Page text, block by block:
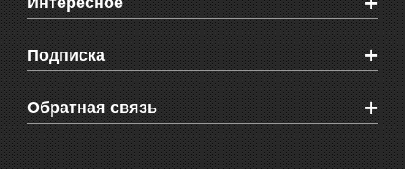
Новости Крыма
Мировые новости
Объявления
Здоровье
СМС мнения читателей
Видео о Феодосии
Веб-камеры Феодосии
Блоги феодосийцев
Школы Феодосии
Подписка +
Печатная версия газеты "Кафа"
RSS
Обратная связь +
Рекламодателям